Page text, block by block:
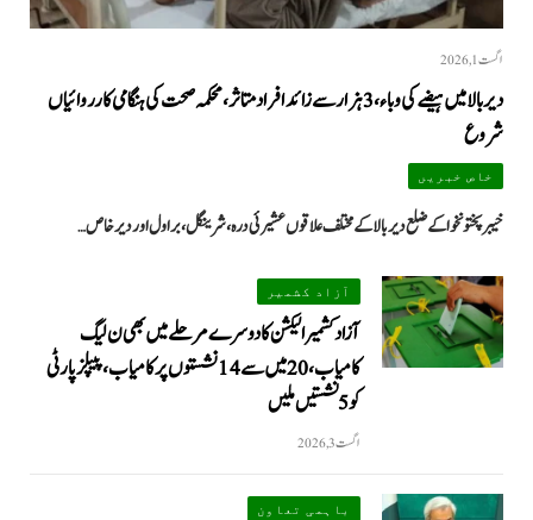
اگست 1, 2026
دیر بالا میں ہیضے کی وباء، 3 ہزار سے زائد افراد متاثر، محکمہ صحت کی ہنگامی کارروائیاں
شروع
خاص خبریں
خیبرپختونخوا کے ضلع دیر بالا کے مختلف علاقوں عشیرئی درہ، شرینگل، براول اور دیر خاص…
آزاد کشمیر
آزاد کشمیر الیکشن کا دوسرے مرحلے میں بھی ن لیگ
کامیاب، 20 میں سے 14 نشستوں پر کامیاب، پیپلزپارٹی
کو 5 نشستیں ملیں
اگست 3, 2026
باہمی تعاون